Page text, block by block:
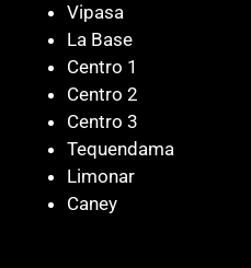
Vipasa
La Base
Centro 1
Centro 2
Centro 3
Tequendama
Limonar
Caney